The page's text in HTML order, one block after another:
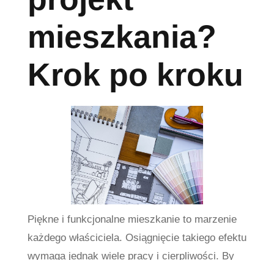
mieszkania?
Krok po kroku
Piękne i funkcjonalne mieszkanie to marzenie
każdego właściciela. Osiągnięcie takiego efektu
wymaga jednak wiele pracy i cierpliwości. By